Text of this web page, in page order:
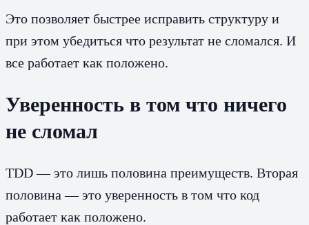
Это позволяет быстрее исправить структуру и
при этом убедиться что результат не сломался. И
все работает как положено.
Уверенность в том что ничего
не сломал
TDD — это лишь половина преимуществ. Вторая
половина — это уверенность в том что код
работает как положено.